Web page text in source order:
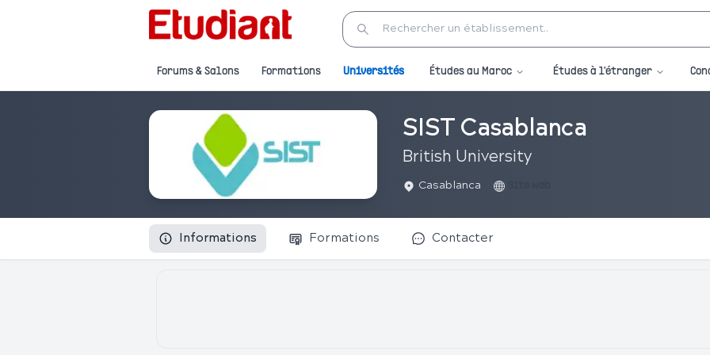
Forums & Salons Formations Universités Études au Maroc Études à l'étranger
SIST Casablanca
British University
Casablanca
Informations Formations Contacter